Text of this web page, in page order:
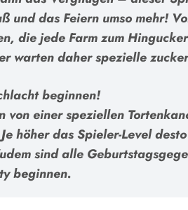
und das Feiern umso mehr!
die jede Farm zum
warten daher spezielle
beginnen!
von einer speziellen
höher das Spieler-Level
sind alle
beginnen.